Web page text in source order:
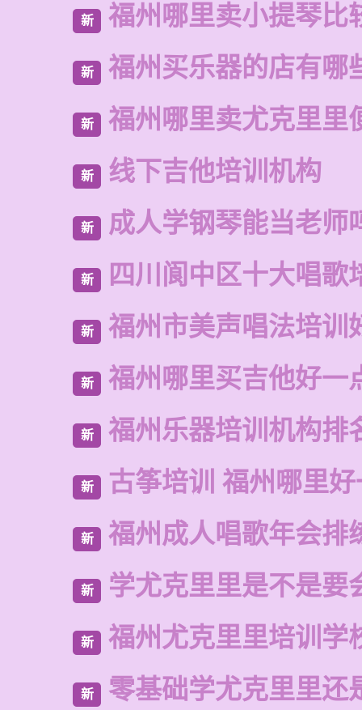
新 福州哪里卖小提琴比
新 福州买乐器的店有哪
新 福州哪里卖尤克里里
新 线下吉他培训机构
新 成人学钢琴能当老师
新 四川阆中区十大唱歌
新 福州市美声唱法培训
新 福州哪里买吉他好一
新 福州乐器培训机构排
新 古筝培训 福州哪里
新 福州成人唱歌年会排
新 学尤克里里是不是要
新 福州尤克里里培训学
新 零基础学尤克里里还